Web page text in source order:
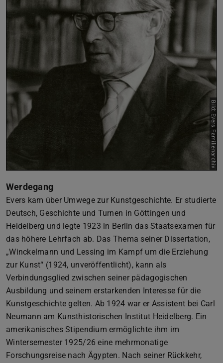
Bild: Evers Familienarchiv
Werdegang
Evers kam über Umwege zur Kunstgeschichte. Er studierte
Deutsch, Geschichte und Turnen in Göttingen und
Heidelberg und legte 1923 in Berlin das Staatsexamen für
das höhere Lehrfach ab. Das Thema seiner Dissertation,
„Winckelmann und Lessing im Kampf um die Erziehung
zur Kunst“ (1924, unveröffentlicht), kann als
Verbindungsglied zwischen seiner pädagogischen
Ausbildung und seinem erstarkenden Interesse für die
Kunstgeschichte gelten. Ab 1924 war er Assistent bei Carl
Neumann am Kunsthistorischen Institut Heidelberg. Ein
amerikanisches Stipendium ermöglichte ihm im
Wintersemester 1925/26 eine mehrmonatige
Forschungsreise nach Ägypten. Nach seiner Rückkehr,